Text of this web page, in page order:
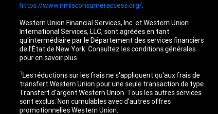
https://www.nmlsconsumeraccess.org/.
Western Union Financial Services, Inc. et Western Union
International Services, LLC, sont agréées en tant
qu'intermédiaire par le Département des services financiers
de l'État de New York. Consultez les conditions générales
pour en savoir plus.
1 Les réductions sur les frais ne s'appliquent qu'aux frais de
transfert Western Union pour une seule transaction de type
Transfert d'argent Western Union. Tous les autres services
sont exclus. Non cumulables avec d'autres offres
promotionnelles Western Union.